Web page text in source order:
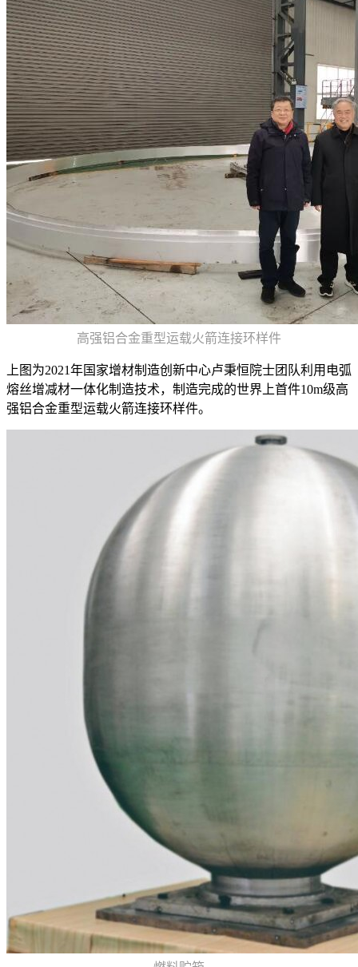
高强铝合金重型运载火箭连接环样件
上图为2021年国家增材制造创新中心卢秉恒院士团队利用电弧
熔丝增减材一体化制造技术，制造完成的世界上首件10m级高
强铝合金重型运载火箭连接环样件。